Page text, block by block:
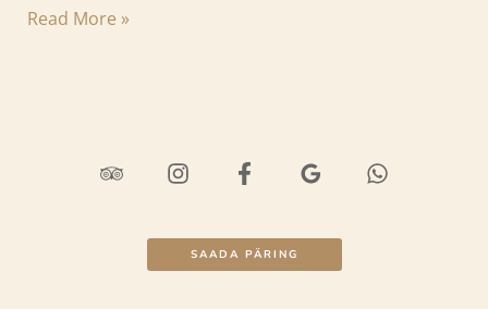
Read More »
SAADA PÄRING